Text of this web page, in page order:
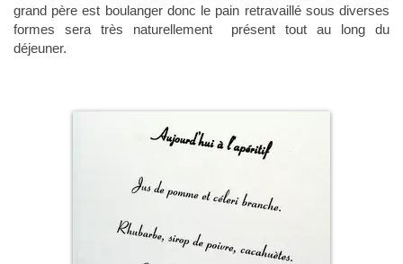
grand père est boulanger donc le pain retravaillé sous diverses
formes sera très naturellement présent tout au long du
déjeuner.